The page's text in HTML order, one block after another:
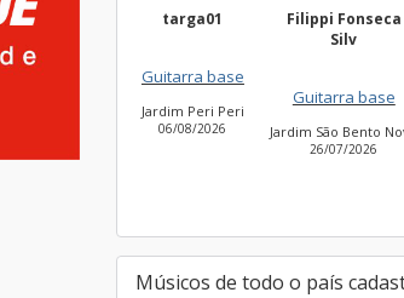
targa01
Guitarra base
Jardim Peri Peri
06/08/2026
Filippi Fonseca
Silv
Guitarra base
Jardim São Bento
26/07/2026
Músicos de todo o país